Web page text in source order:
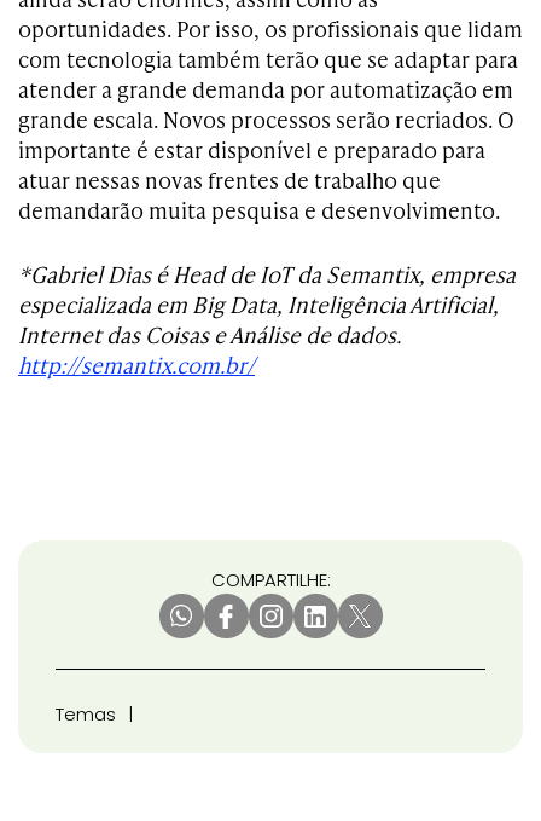
oportunidades. Por isso, os profissionais que lidam
com tecnologia também terão que se adaptar para
atender a grande demanda por automatização em
grande escala. Novos processos serão recriados. O
importante é estar disponível e preparado para
atuar nessas novas frentes de trabalho que
demandarão muita pesquisa e desenvolvimento.
*Gabriel Dias é Head de IoT da Semantix, empresa
especializada em Big Data, Inteligência Artificial,
Internet das Coisas e Análise de dados.
http://semantix.com.br/
COMPARTILHE:
Temas